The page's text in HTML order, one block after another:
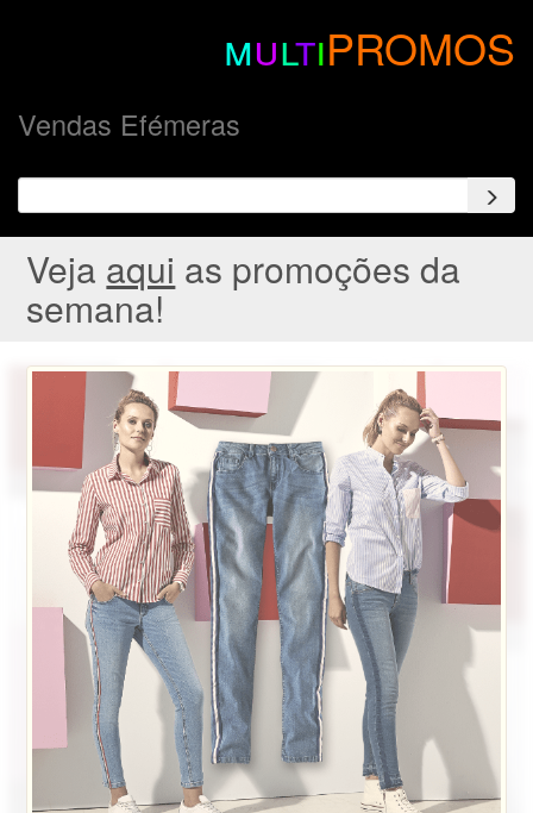
multiPROMOS
Vendas Efémeras
Veja aqui as promoções da
semana!